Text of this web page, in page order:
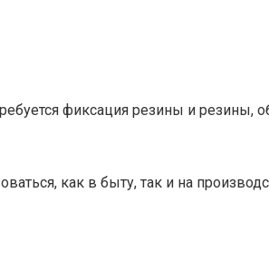
фиксация резины и резины,
как в быту, так и на